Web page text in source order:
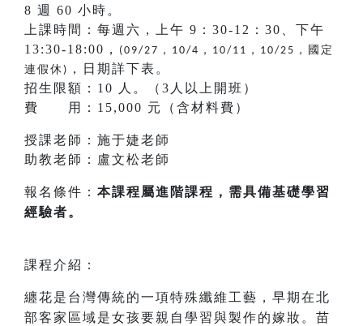
8 週 60 小時。
上課時間：每週六，上午 9：30-12：30、下午
13:30-18:00，
(09/27 ， 10/4 ， 10/11 ， 10/25 ，國定
連假休 ) ，日期詳下表。
招生限額：10 人。（3人以上開班）
費 用：15,000 元（含材料費）
授課老師：施于婕老師
助教老師：盧文松老師
報名條件： 本課程屬進階課程，需具備基礎學習
經驗者。
課程介紹：
纏花是台灣傳統的一項特殊纖維工藝，早期在北
部客家區域是女孩要親自學習與製作的嫁妝。苗